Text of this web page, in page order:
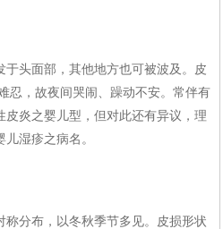
头面部，其他地方也可被波及。皮
忍，故夜间哭闹、躁动不安。常伴有
炎之婴儿型，但对此还有异议，理
湿疹之病名。
分布，以冬秋季节多见。皮损形状